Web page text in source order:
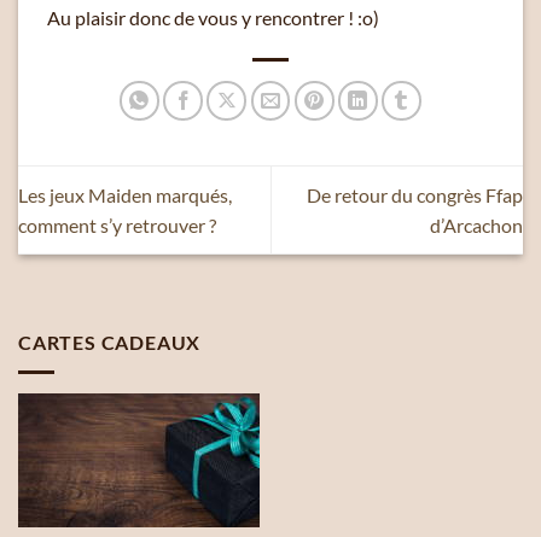
Au plaisir donc de vous y rencontrer ! :o)
Les jeux Maiden marqués,
comment s’y retrouver ?
De retour du congrès Ffap
d’Arcachon
CARTES CADEAUX